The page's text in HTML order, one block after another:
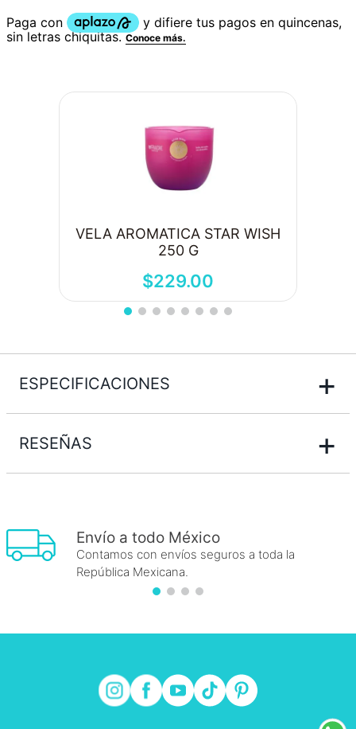
VELA AROMATICA STAR WISH
250 G
$229.00
ESPECIFICACIONES +
RESEÑAS +
Envío a todo México
Contamos con envíos seguros a toda la
República Mexicana.